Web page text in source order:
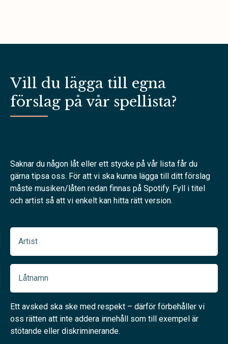
Vill du lägga till egna
förslag på vår spellista?
Saknar du någon låt eller ett stycke på vår lista får du
gärna tipsa oss. För att vi ska kunna lägga till ditt förslag
måste musiken/låten redan finnas på Spotify. Fyll i titel
och artist så att vi enkelt kan hitta rätt version.
(Required)
(Required)
Ett avsked ska ske med respekt – därför förbehåller vi
oss rätten att inte addera innehåll som till exempel är
stötande eller diskriminerande.